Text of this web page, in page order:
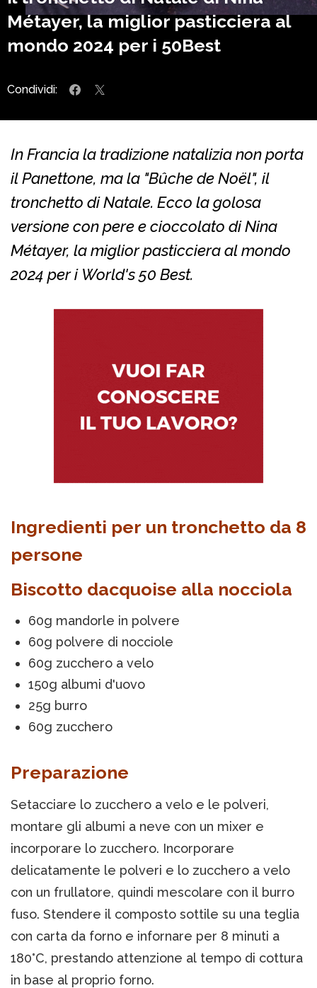
Métayer, la miglior pasticciera al
mondo 2024 per i 50Best
Condividi:
In Francia la tradizione natalizia non porta
il Panettone, ma la "Bûche de Noël", il
tronchetto di Natale. Ecco la golosa
versione con pere e cioccolato di Nina
Métayer, la miglior pasticciera al mondo
2024 per i World's 50 Best.
Ingredienti per un tronchetto da 8
persone
Biscotto dacquoise alla nocciola
60g mandorle in polvere
60g polvere di nocciole
60g zucchero a velo
150g albumi d'uovo
25g burro
60g zucchero
Preparazione
Setacciare lo zucchero a velo e le polveri,
montare gli albumi a neve con un mixer e
incorporare lo zucchero. Incorporare
delicatamente le polveri e lo zucchero a velo
con un frullatore, quindi mescolare con il burro
fuso. Stendere il composto sottile su una teglia
con carta da forno e infornare per 8 minuti a
180°C, prestando attenzione al tempo di cottura
in base al proprio forno.